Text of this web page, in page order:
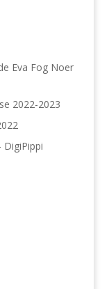
Eva Fog Noer
2022-2023